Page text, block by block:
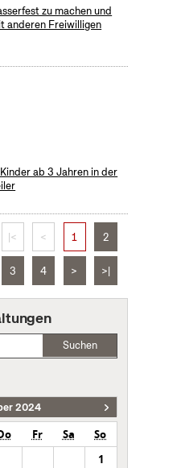
zu machen und
anderen Freiwilligen
ab 3 Jahren in der
|< < 1 2
3 4 > >|
Suchen
2024
Fr Sa
So
1